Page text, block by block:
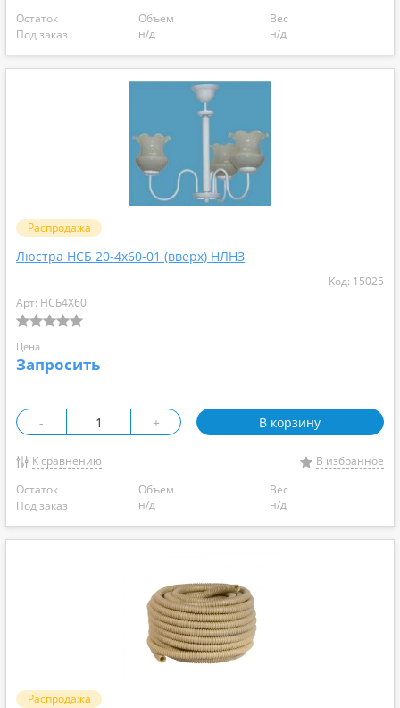
Остаток
Под заказ
Объем
н/д
Вес
н/д
Распродажа
Люстра НСБ 20-4х60-01 (вверх) НЛНЗ
-
Код: 15025
Арт: НСБ4Х60
Цена
Запросить
- + В корзину
К сравнению
В избранное
Остаток
Под заказ
Объем
н/д
Вес
н/д
Распродажа